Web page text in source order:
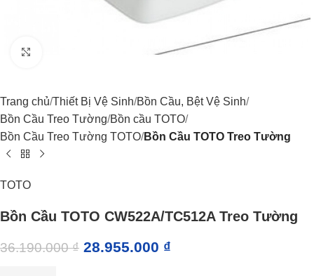
Trang chủ Thiết Bị Vệ Sinh Bồn Cầu, Bệt Vệ Sinh
Bồn Cầu Treo Tường Bồn cầu TOTO
Bồn Cầu Treo Tường TOTO Bồn Cầu TOTO Treo Tường
TOTO
Bồn Cầu TOTO CW522A/TC512A Treo Tường
36.190.000₫ 28.955.000 ₫